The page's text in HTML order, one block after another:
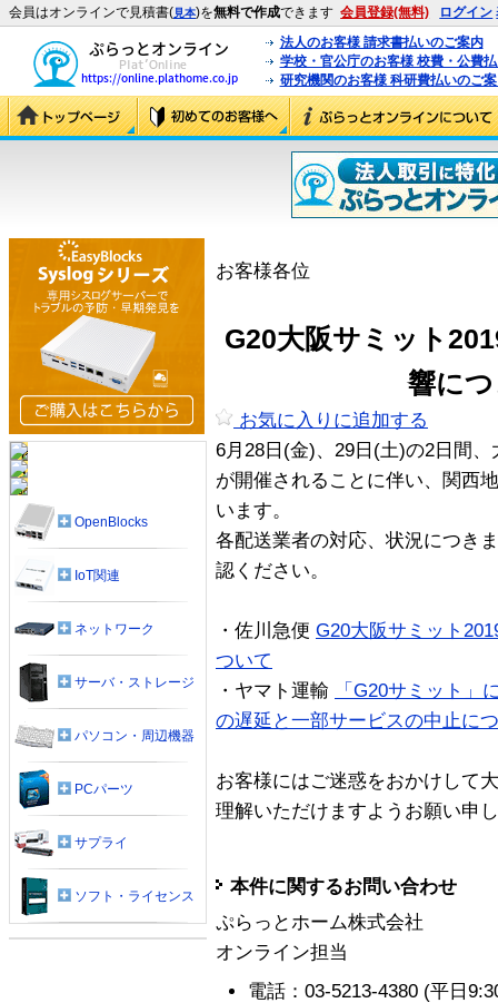
会員はオンラインで見積書(見本)を無料で作成できます 会員登録(無料) ログイン
法人のお客様 請求書払いのご案内
学校・官公庁のお客様 校費・公費
研究機関のお客様 科研費払いのご
お客様各位
G20大阪サミット
響に
お気に入りに追加する
6月28日(金)、29日(土)の2日間
が開催されることに伴い、関西
います。
各配送業者の対応、状況につき
認ください。
・佐川急便 G20大阪サミット
ついて
・ヤマト運輸
「G20サミット」
の遅延と一部サービスの中止に
お客様にはご迷惑をおかけして
理解いただけますようお願い申
本件に関するお問い合わせ
ぷらっとホーム株式会社
オンライン担当
電話：03-5213-4380 (平日
OpenBlocks
IoT関連
ネットワーク
サーバ・ストレージ
パソコン・周辺機器
PCパーツ
サプライ
ソフト・ライセンス